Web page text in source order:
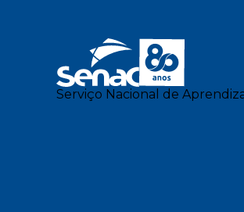
Serviço Nacional de